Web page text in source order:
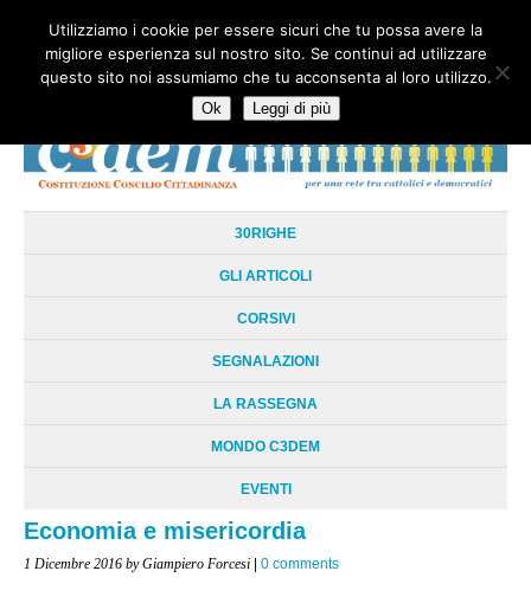
HOME CHI SIAMO LA RETE LE RADICI DOCUMENTAZIONE
AREE TEMATICHE
30RIGHE
GLI ARTICOLI
CORSIVI
SEGNALAZIONI
LA RASSEGNA
MONDO C3DEM
EVENTI
Economia e misericordia
1 Dicembre 2016 by Giampiero Forcesi | 0 comments
Utilizziamo i cookie per essere sicuri che tu possa avere la
migliore esperienza sul nostro sito. Se continui ad utilizzare
questo sito noi assumiamo che tu acconsenta al loro utilizzo.
Ok Leggi di più